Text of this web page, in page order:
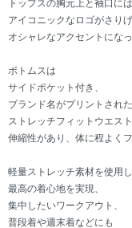
トップスの胸元上と袖口には
アイコニックなロゴがさり
オシャレなアクセントになっ
ボトムスは
サイドポケット付き、
ブランド名がプリントされた
ストレッチフィットウエス
伸縮性があり、体に程よく
軽量ストレッチ素材を使用し
最高の着心地を実現、
集中したいワークアウト、
普段着や週末着などにも